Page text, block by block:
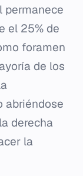
permanece
el 25% de
foramen
de los
abriéndose
derecha
la